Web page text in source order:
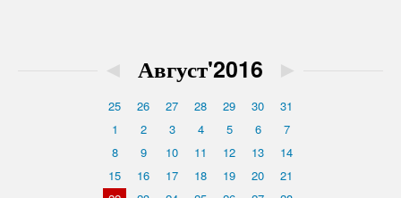
◄ Август'2016 ►
25 26 27 28 29 30
31
1
2 3 4 5 6
7
8
9 10 11 12 13
14
15
16 17 18 19 20
21